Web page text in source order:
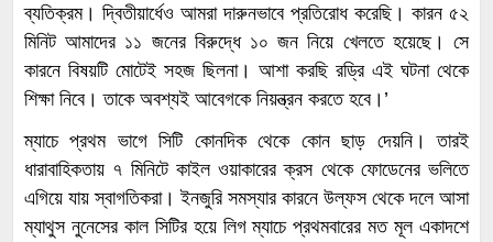
ব্যতিক্রম। দ্বিতীয়ার্ধেও আমরা দারুনভাবে প্রতিরোধ করেছি। কারন ৫২
মিনিট আমাদের ১১ জনের বিরুদ্ধে ১০ জন নিয়ে খেলতে হয়েছে। সে
কারনে বিষয়টি মোটেই সহজ ছিলনা। আশা করছি রড্রি এই ঘটনা থেকে
শিক্ষা নিবে। তাকে অবশ্যই আবেগকে নিয়ন্ত্রন করতে হবে।’
ম্যাচে প্রথম ভাগে সিটি কোনদিক থেকে কোন ছাড় দেয়নি। তারই
ধারাবাহিকতায় ৭ মিনিটে কাইল ওয়াকারের ক্রস থেকে ফোডেনের ভলিতে
এগিয়ে যায় স্বাগতিকরা। ইনজুরি সমস্যার কারনে উল্ফস থেকে দলে আসা
ম্যাথুস নুনেসের কাল সিটির হয়ে লিগ ম্যাচে প্রথমবারের মত মূল একাদশে